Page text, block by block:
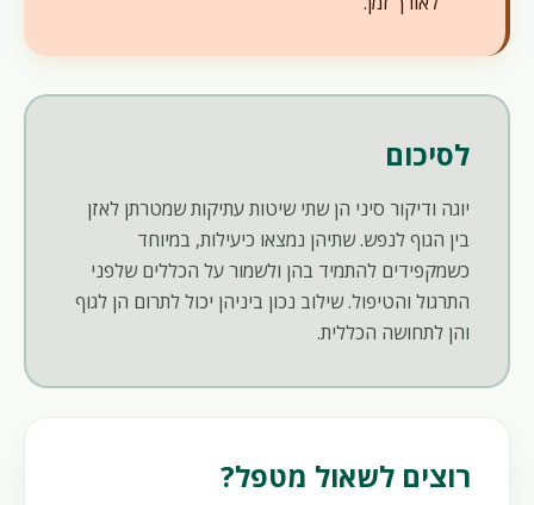
לסיכום
יוגה ודיקור סיני הן שתי שיטות עתיקות שמטרתן לאזן
בין הגוף לנפש. שתיהן נמצאו כיעילות, במיוחד
כשמקפידים להתמיד בהן ולשמור על הכללים שלפני
התרגול והטיפול. שילוב נכון ביניהן יכול לתרום הן לגוף
והן לתחושה הכללית.
רוצים לשאול מטפל?